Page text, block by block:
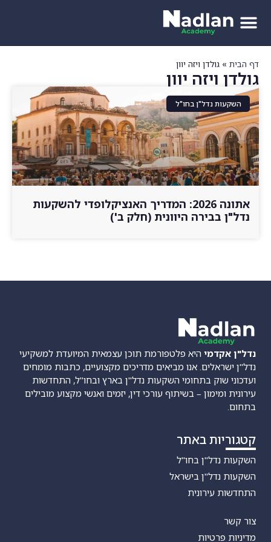
דף הבית » גולדן ויזה יוון
גולדן ויזה יוון
השקעות נדל"ן בחו"ל
אתונה 2026: המדריך האנציקלופדי להשקעות
נדל"ן בבירה היוונית (חלק ב')
נדל"ן אקדמי היא פלטפורמת תוכן עצמאית המיועדת למשקיעי
נדל"ן ישראלים. אנו מביאים מדריכים מקצועיים, כתבות מומחים
ועדכוני שוק בתחומי השקעות נדל"ן בארץ ובחו"ל, התחדשות
עירונית ומימון – בשיתוף עורכי דין, יזמים ואנשי מקצוע מובילים
בתחום.
קטגוריות באתר
השקעות נדל"ן בחו"ל
השקעות נדל"ן בישראל
התחדשות עירונית
צור קשר
מדיניות פרטיות